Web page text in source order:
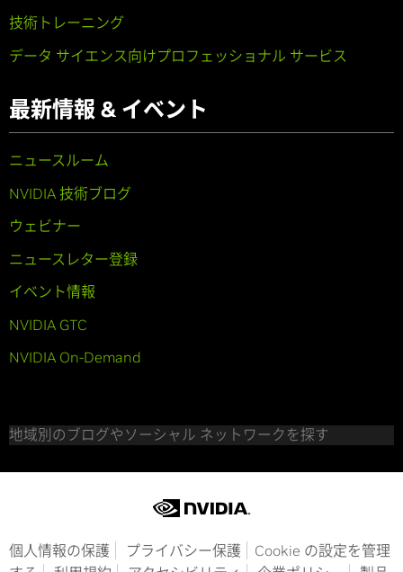
技術トレーニング
データ サイエンス向けプロフェッショナル サービス
最新情報 & イベント
ニュースルーム
NVIDIA 技術ブログ
ウェビナー
ニュースレター登録
イベント情報
NVIDIA GTC
NVIDIA On-Demand
地域別のブログやソーシャル ネットワークを探す
個人情報の保護 プライバシー保護
Cookie の設定を管理